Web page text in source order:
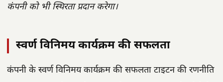
कंपनी को भी स्थिरता प्रदान करेगा।
स्वर्ण विनिमय कार्यक्रम की सफलता
कंपनी के स्वर्ण विनिमय कार्यक्रम की सफलता टाइटन की रणनीति